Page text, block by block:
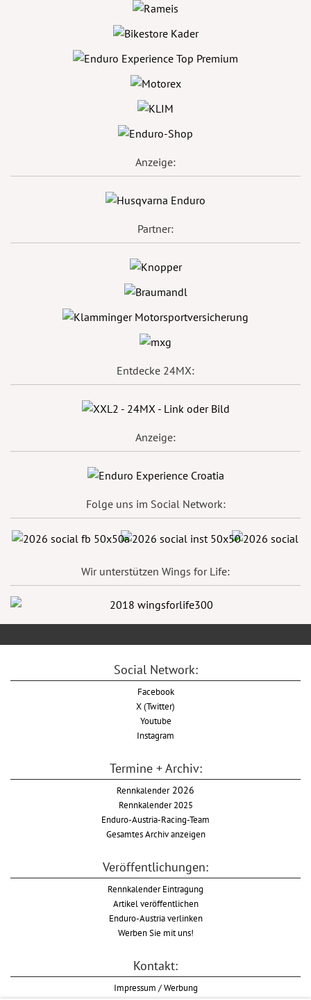
Anzeige:
Partner:
Entdecke 24MX:
Anzeige:
Folge uns im Social Network:
Wir unterstützen Wings for Life:
Social Network:
Facebook
X (Twitter)
Youtube
Instagram
Termine + Archiv:
Rennkalender2026
Rennkalender 2025
Enduro-Austria-Racing-Team
Gesamtes Archiv anzeigen
Veröffentlichungen:
Rennkalender Eintragung
Artikel veröffentlichen
Enduro-Austria verlinken
Werben Sie mit uns!
Kontakt:
Impressum / Werbung